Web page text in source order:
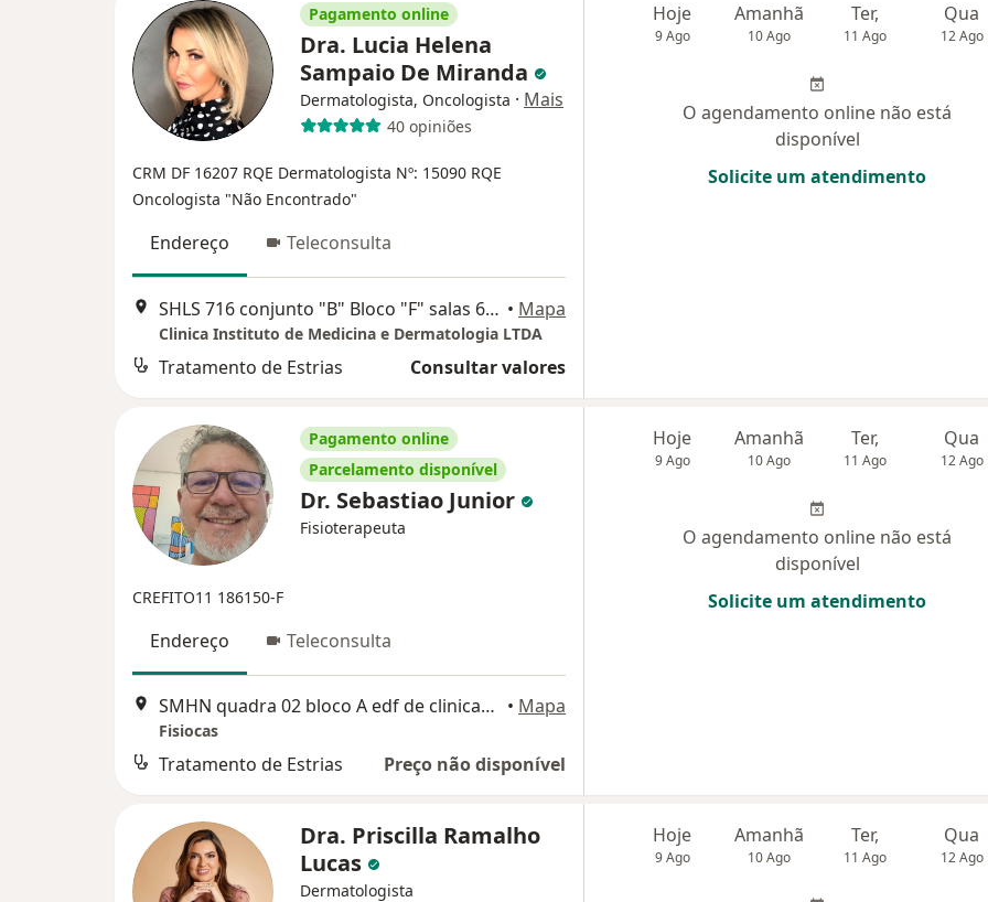
Pagamento online
Dra. Lucia Helena
Sampaio De Miranda
Dermatologista, Oncologista · Mais
40 opiniões
CRM DF 16207 RQE Dermatologista Nº: 15090 RQE
Oncologista "Não Encontrado"
Endereço Teleconsulta
SHLS 716 conjunto "B" Bloco "F" salas 609/610, Brasília • Mapa
Clinica Instituto de Medicina e Dermatologia LTDA
Tratamento de Estrias Consultar valores
Hoje
9 Ago
Amanhã
10 Ago
Ter,
11 Ago
Qua
12 Ago
O agendamento online não está
disponível
Solicite um atendimento
Pagamento online
Parcelamento disponível
Dr. Sebastiao Junior
Fisioterapeuta
CREFITO11 186150-F
Endereço Teleconsulta
SMHN quadra 02 bloco A edf de clinicas consultório 306, Brasília • Mapa
Fisiocas
Tratamento de Estrias Preço não disponível
Hoje
9 Ago
Amanhã
10 Ago
Ter,
11 Ago
Qua
12 Ago
O agendamento online não está
disponível
Solicite um atendimento
Dra. Priscilla Ramalho
Lucas
Dermatologista
Hoje
9 Ago
Amanhã
10 Ago
Ter,
11 Ago
Qua
12 Ago